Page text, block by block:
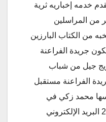
خدمه إخباريه ثرية
من المراسلين
من الكتاب البارزين
جريدة الفراعنة
جيل من شباب
الفراعنة مستقبل
محمد زكي في
ديسمبر 2011 البريد الإلكتروني